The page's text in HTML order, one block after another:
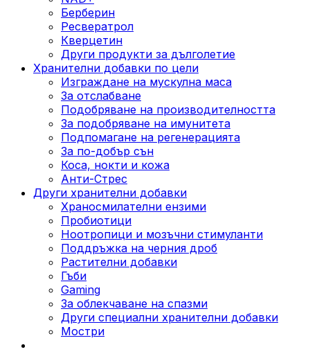
Берберин
Ресвератрол
Кверцетин
Други продукти за дълголетие
Хранителни добавки по цели
Изграждане на мускулна маса
За отслабване
Подобряване на производителността
За подобряване на имунитета
Подпомагане на регенерацията
За по-добър сън
Коса, нокти и кожа
Анти-Стрес
Други хранителни добавки
Храносмилателни ензими
Пробиотици
Ноотропици и мозъчни стимуланти
Поддръжка на черния дроб
Растителни добавки
Гъби
Gaming
За облекчаване на спазми
Други специални хранителни добавки
Мостри